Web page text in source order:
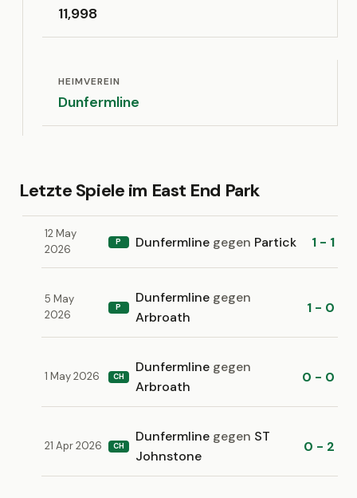
11,998
HEIMVEREIN
Dunfermline
Letzte Spiele im East End Park
12 May
2026
P Dunfermline gegen Partick 1 - 1
5 May
2026
P
Dunfermline gegen
Arbroath
1 - 0
1 May 2026 CH
Dunfermline gegen
Arbroath
0 - 0
21 Apr 2026 CH
Dunfermline gegen ST
Johnstone
0 - 2